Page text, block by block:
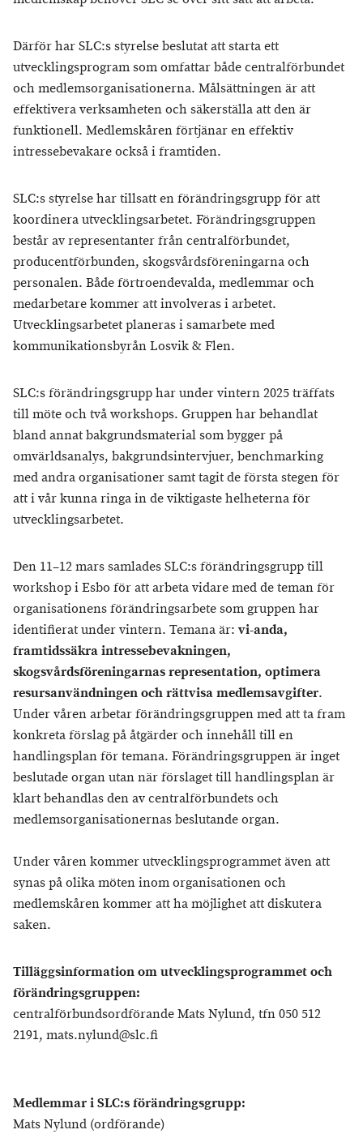
Därför har SLC:s styrelse beslutat att starta ett
utvecklingsprogram som omfattar både centralförbundet
och medlemsorganisationerna. Målsättningen är att
effektivera verksamheten och säkerställa att den är
funktionell. Medlemskåren förtjänar en effektiv
intressebevakare också i framtiden.
SLC:s styrelse har tillsatt en förändringsgrupp för att
koordinera utvecklingsarbetet. Förändringsgruppen
består av representanter från centralförbundet,
producentförbunden, skogsvårdsföreningarna och
personalen. Både förtroendevalda, medlemmar och
medarbetare kommer att involveras i arbetet.
Utvecklingsarbetet planeras i samarbete med
kommunikationsbyrån Losvik & Flen.
SLC:s förändringsgrupp har under vintern 2025 träffats
till möte och två workshops. Gruppen har behandlat
bland annat bakgrundsmaterial som bygger på
omvärldsanalys, bakgrundsintervjuer, benchmarking
med andra organisationer samt tagit de första stegen för
att i vår kunna ringa in de viktigaste helheterna för
utvecklingsarbetet.
Den 11–12 mars samlades SLC:s förändringsgrupp till
workshop i Esbo för att arbeta vidare med de teman för
organisationens förändringsarbete som gruppen har
identifierat under vintern. Temana är: vi-anda,
framtidssäkra intressebevakningen,
skogsvårdsföreningarnas representation, optimera
resursanvändningen och rättvisa medlemsavgifter.
Under våren arbetar förändringsgruppen med att ta fram
konkreta förslag på åtgärder och innehåll till en
handlingsplan för temana. Förändringsgruppen är inget
beslutade organ utan när förslaget till handlingsplan är
klart behandlas den av centralförbundets och
medlemsorganisationernas beslutande organ.
Under våren kommer utvecklingsprogrammet även att
synas på olika möten inom organisationen och
medlemskåren kommer att ha möjlighet att diskutera
saken.
Tilläggsinformation om utvecklingsprogrammet och
förändringsgruppen:
centralförbundsordförande Mats Nylund, tfn 050 512
2191, mats.nylund@slc.fi
Medlemmar i SLC:s förändringsgrupp:
Mats Nylund (ordförande)